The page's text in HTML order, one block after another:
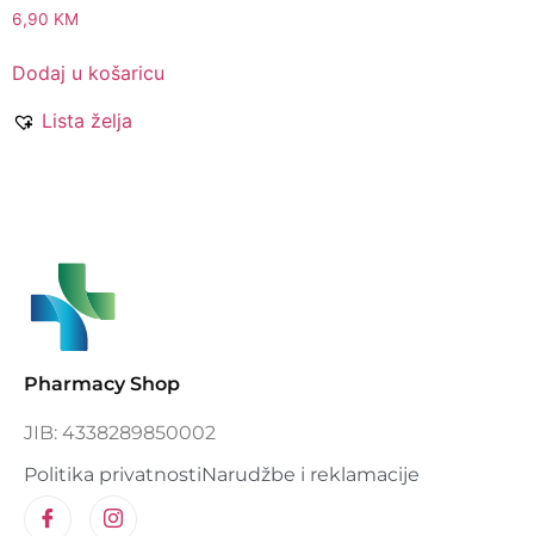
6,90 KM
Dodaj u košaricu
Lista želja
Pharmacy Shop
JIB: 4338289850002
Politika privatnostiNarudžbe i reklamacije